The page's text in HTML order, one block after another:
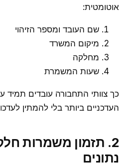
אוטומטית:
שם העובד ומספר הזיהוי
מיקום המשרד
מחלקה
שעות המשמרת
כך צוותי התחבורה עובדים תמיד
העדכניים ביותר בלי להמתין
2. תזמון משמרות
נתונים